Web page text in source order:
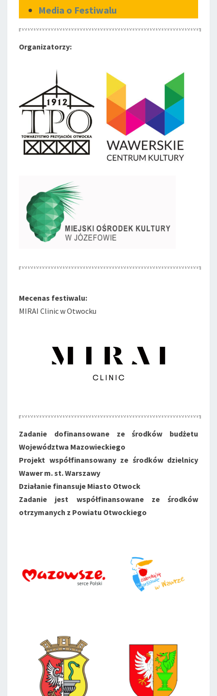
Media o Festiwalu
Organizatorzy:
Mecenas festiwalu:
MIRAI Clinic w Otwocku
Zadanie dofinansowane ze środków budżetu
Województwa Mazowieckiego
Projekt współfinansowany ze środków dzielnicy
Wawer m. st. Warszawy
Działanie finansuje Miasto Otwock
Zadanie jest współfinansowane ze środków
otrzymanych z Powiatu Otwockiego